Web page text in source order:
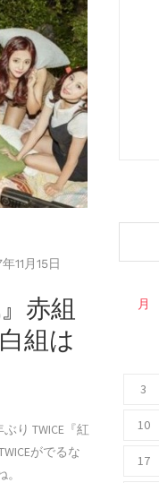
11月15日
赤組
組は
り TWICE『紅
がでるな
月
3
10
17